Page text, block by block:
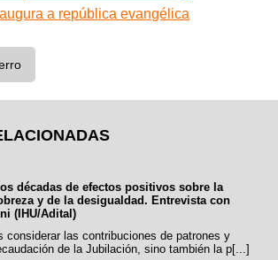
a república evangélica
décadas de efectos positivos sobre la
y de la desigualdad. Entrevista con
(IHU/Adital)
considerar las contribuciones de patrones y
de la Jubilación, sino también la p[...]